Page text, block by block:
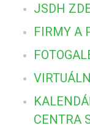
JSDH
FIRMY A
CENTRA